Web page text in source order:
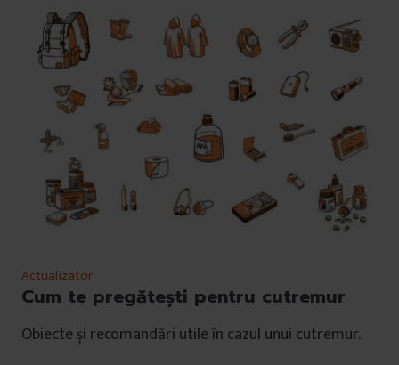
Actualizator
Cum te pregătești pentru cutremur
Obiecte și recomandări utile în cazul unui cutremur.